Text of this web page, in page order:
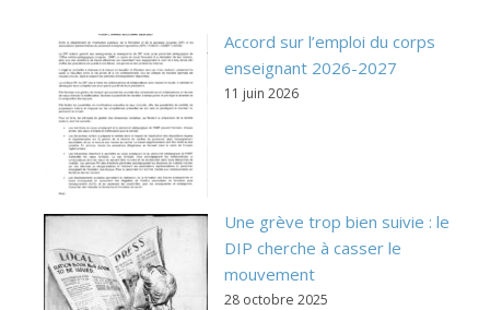
Accord sur l’emploi du corps
enseignant 2026-2027
11 juin 2026
Une grève trop bien suivie : le
DIP cherche à casser le
mouvement
28 octobre 2025